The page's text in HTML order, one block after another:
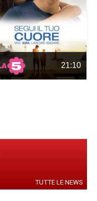
21:10
TUTTE LE NEWS